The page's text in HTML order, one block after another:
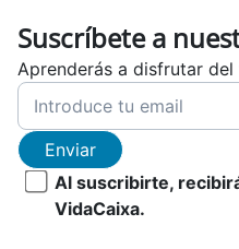
Suscríbete a
Aprenderás a disfrutar
Enviar
Al suscribirte,
VidaCaixa.